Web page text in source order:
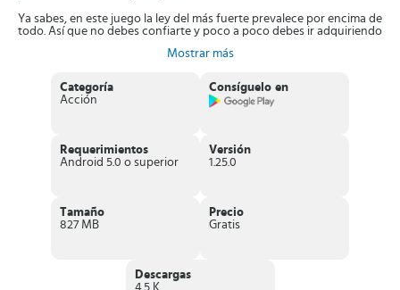
Ya sabes, en este juego la ley del más fuerte prevalece por encima de
todo. Así que no debes confiarte y poco a poco debes ir adquiriendo
mayores aliados a la hora de explorar el grandioso mapa disponible
Algunas cosas que nos han gustado de Last
Cuenta con unas características realmente increíbles, vamos a
repasar cada una de ellas:
ejército de zombis sin escrúpulos. Deberás acabar con los
zombis y los otros enemigos ya que de no ser así, serás tu la
Explora lo que queda de mundo
Mostrar más
Categoría
Acción
Consíguelo en
Requerimientos
Android 5.0 o superior
Versión
1.25.0
Tamaño
827 MB
Precio
Gratis
Descargas
4.5 K